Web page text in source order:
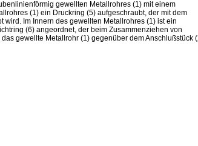
gewellten Metallrohres (1) mit einem
(1) ein Druckring (5) aufgeschraubt, der mit dem
Im Innern des gewellten Metallrohres (1) ist ein
(6) angeordnet, der beim Zusammenziehen von
gewellte Metallrohr (1) gegenüber dem Anschlußstück